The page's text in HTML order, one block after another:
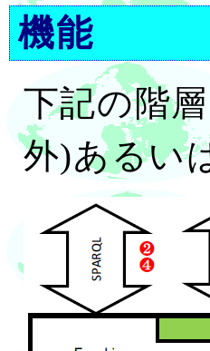
機能
下記の階
外)あるい